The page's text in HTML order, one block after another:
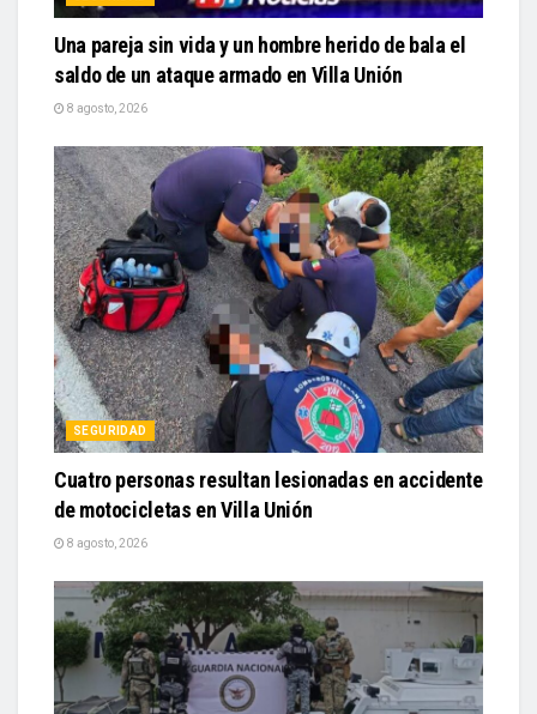
Una pareja sin vida y un hombre herido de bala el
saldo de un ataque armado en Villa Unión
8 agosto, 2026
SEGURIDAD
Cuatro personas resultan lesionadas en accidente
de motocicletas en Villa Unión
8 agosto, 2026